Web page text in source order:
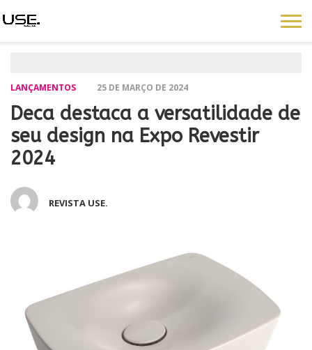
LANÇAMENTOS 25 DE MARÇO DE 2024
Deca destaca a versatilidade de
seu design na Expo Revestir
2024
REVISTA USE.